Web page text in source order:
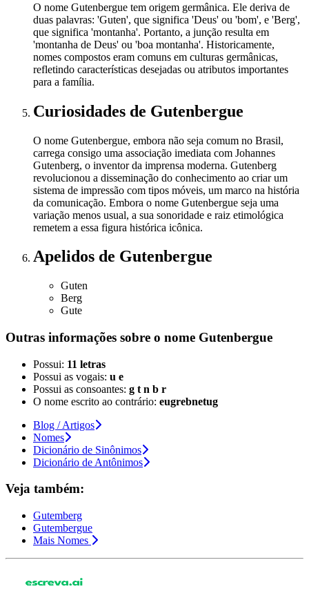
O nome Gutenbergue tem origem germânica. Ele deriva de
duas palavras: 'Guten', que significa 'Deus' ou 'bom', e 'Berg',
que significa 'montanha'. Portanto, a junção resulta em
'montanha de Deus' ou 'boa montanha'. Historicamente,
nomes compostos eram comuns em culturas germânicas,
refletindo características desejadas ou atributos importantes
para a família.
Curiosidades de Gutenbergue
O nome Gutenbergue, embora não seja comum no Brasil,
carrega consigo uma associação imediata com Johannes
Gutenberg, o inventor da imprensa moderna. Gutenberg
revolucionou a disseminação do conhecimento ao criar um
sistema de impressão com tipos móveis, um marco na história
da comunicação. Embora o nome Gutenbergue seja uma
variação menos usual, a sua sonoridade e raiz etimológica
remetem a essa figura histórica icônica.
Apelidos de Gutenbergue
Guten
Berg
Gute
Outras informações sobre o nome Gutenbergue
Possui: 11 letras
Possui as vogais: u e
Possui as consoantes: g t n b r
O nome escrito ao contrário: eugrebnetug
Blog / Artigos
Nomes
Dicionário de Sinônimos
Dicionário de Antônimos
Veja também:
Gutemberg
Gutembergue
Mais Nomes